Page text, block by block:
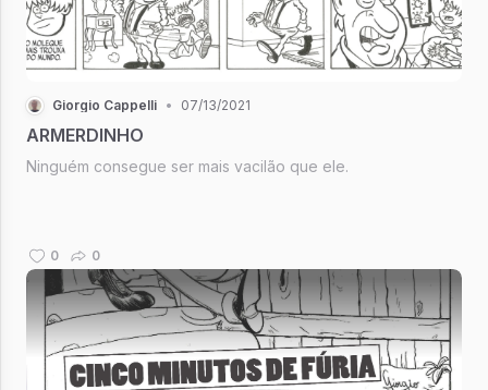
Giorgio Cappelli • 07/13/2021
ARMERDINHO
Ninguém consegue ser mais vacilão que ele.
0 0